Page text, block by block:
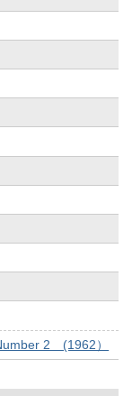
2 (1962）